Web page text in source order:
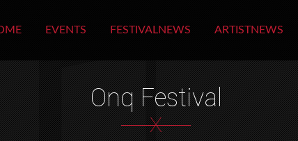
EVENTS FESTIVALNEWS ARTISTNEWS
Onq Festival
X